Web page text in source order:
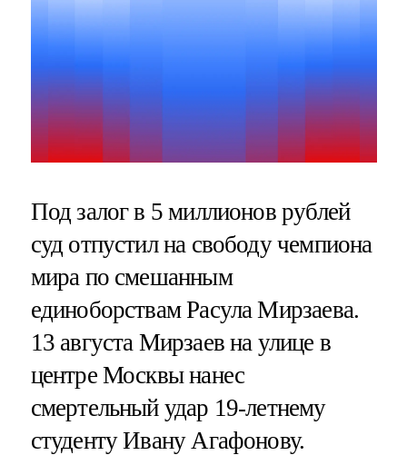
Под залог в 5 миллионов рублей
суд отпустил на свободу чемпиона
мира по смешанным
единоборствам Расула Мирзаева.
13 августа Мирзаев на улице в
центре Москвы нанес
смертельный удар 19-летнему
студенту Ивану Агафонову.